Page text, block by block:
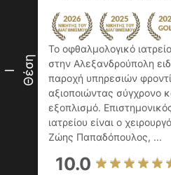
I Θέση
Το οφθαλμολογικό
στην Αλεξανδρούπολη
παροχή υπηρεσιών
αξιοποιώντας σύγχρονο
εξοπλισμό.
ιατρείου είναι ο
Ζώης Παπαδόπουλος, ...
10.0